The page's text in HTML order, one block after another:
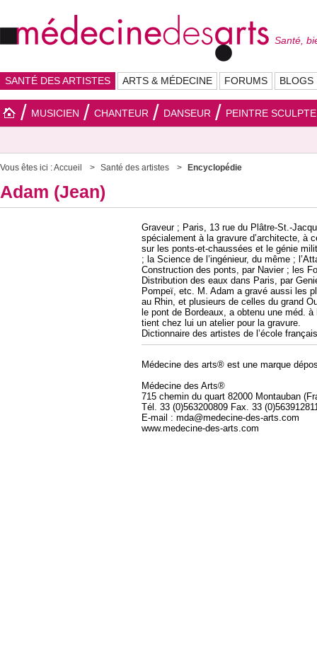
Santé,
SANTÉ DES ARTISTES ARTS & MÉDECINE FORUMS BLOGS
MUSICIEN CHANTEUR DANSEUR PEINTRE
Vous êtes ici :Accueil Santé des artistes Encyclopédie
Adam (Jean)
Graveur ; Paris, 13 rue du Plâtre-St.-
spécialement à la gravure d’architecte, à
sur les ponts-et-chaussées et le génie
; la Science de l’ingénieur, du même ;
Construction des ponts, par Navier ; les
Distribution des eaux dans Paris, par
Pompeï, etc. M. Adam a gravé aussi les
au Rhin, et plusieurs de celles du grand
le pont de Bordeaux, a obtenu une méd.
tient chez lui un atelier pour la gravure.
Dictionnaire des artistes de l’école
Médecine des arts® est une marque
Médecine des Arts®
715 chemin du quart 82000 Montauban
Tél. 33 (0)563200809 Fax. 33
E-mail : mda@medecine-des-arts.com
www.medecine-des-arts.com